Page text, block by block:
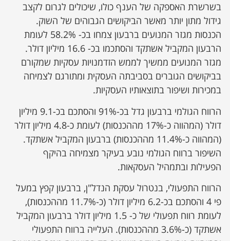
בשרשרת האספקה של הענף כולו, שיכולים לגרום לקצב
גידול מתון יותר מאשר הביקושים הגבוהים של השוק.
הכנסות מגזר המנועים ברבעון צמחו בכ- 58.2% לעומת
הרבעון המקביל אשתקד והסתכמו בכ- 16.6 מיליון דולר.
מגזר המנועים ממשיך לממש הזדמנויות עסקיות שמקורם
בביקושים הגוברים בסביבתה העסקית ומתורגם לצמיחה
במכירות ושיפור בתוצאותיו העסקיות.
הרווח הגולמי ברבעון גדל בכ-91% והסתכם בכ-9.1 מיליון
דולר (המהווה כ-17% מההכנסות) לעומת כ-4.8 מיליון דולר
(המהווה כ-11.4% מההכנסות) ברבעון המקביל אשתקד.
השיפור ברווח הגולמי נובע בעיקר מצמיחה בהיקף
הפעילות ובתמהיל העסקאות.
הרווח התפעולי, בנטרול עסקת הנדל"ן, ברבעון קפץ במעל
פי 4 והסתכם בכ-6.2 מיליון דולר (כ-11.7% מההכנסות),
לעומת רווח תפעולי של כ- 1.5 מיליון דולר ברבעון המקביל
אשתקד (כ-3.6% מההכנסות). העלייה ברווח התפעולי